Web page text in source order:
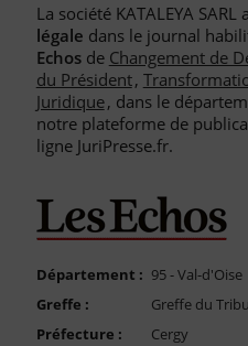
Départements pour la
Liste des Greffes
Liste des CCI
Le Blog pour les Entreprises
Nous Contacter
Compte PRO
La société KATALEYA
légale dans le journal
Echosde Changement de
du Président,
Juridique, dans le
notre plateforme de
ligne JuriPresse.fr.
Département : 95 - Val-d'Oise
Greffe :
Greffe du
Préfecture :
Cergy